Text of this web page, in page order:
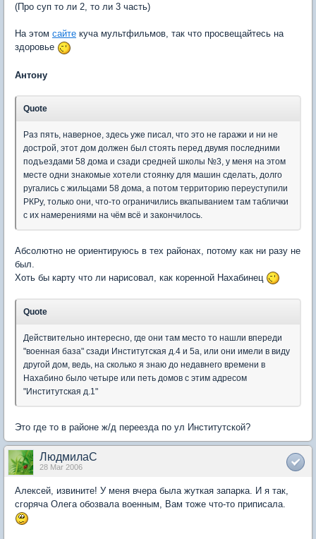
(Про суп то ли 2, то ли 3 часть)
На этом сайте куча мультфильмов, так что просвещайтесь на
здоровье
Антону
Quote
Раз пять, наверное, здесь уже писал, что это не гаражи и ни не
дострой, этот дом должен был стоять перед двумя последними
подъездами 58 дома и сзади средней школы №3, у меня на этом
месте одни знакомые хотели стоянку для машин сделать, долго
ругались с жильцами 58 дома, а потом территорию переуступили
РКРу, только они, что-то ограничились вкапыванием там таблички
с их намерениями на чём всё и закончилось.
Абсолютно не ориентируюсь в тех районах, потому как ни разу не
был.
Хоть бы карту что ли нарисовал, как коренной Нахабинец
Quote
Действительно интересно, где они там место то нашли впереди
"военная база" сзади Институтская д.4 и 5а, или они имели в виду
другой дом, ведь, на сколько я знаю до недавнего времени в
Нахабино было четыре или петь домов с этим адресом
"Институтская д.1"
Это где то в районе ж/д переезда по ул Институтской?
ЛюдмилаС
28 Mar 2006
Алексей, извините! У меня вчера была жуткая запарка. И я так,
сгоряча Олега обозвала военным, Вам тоже что-то приписала.